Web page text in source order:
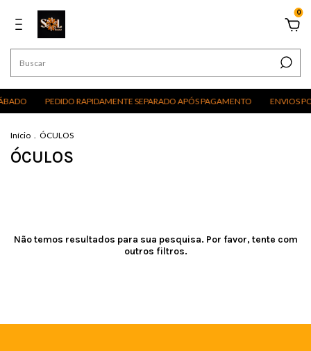
0
PEDIDO RAPIDAMENTE SEPARADO APÓS PAGAMENTO ENVIOS
Início . ÓCULOS
ÓCULOS
Não temos resultados para sua pesquisa. Por favor, tente com
outros filtros.